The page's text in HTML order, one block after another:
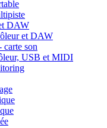
DAW
et DAW
carte son
USB et MIDI